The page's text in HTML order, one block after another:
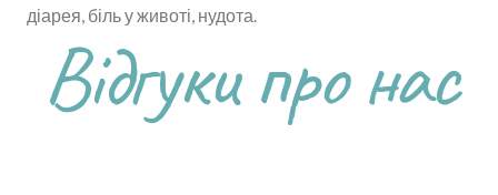
діарея, біль у животі, нудота.
Відгуки про нас